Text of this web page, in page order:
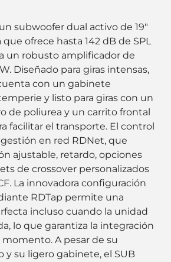
subwoofer dual activo de 19"
ofrece hasta 142 dB de SPL
un robusto amplificador de
Diseñado para giras intensas,
con un gabinete
y listo para giras con un
de poliurea y un carrito frontal
facilitar el transporte. El control
en red RDNet, que
ajustable, retardo, opciones
de crossover personalizados
La innovadora configuración
RDTap permite una
incluso cuando la unidad
lo que garantiza la integración
A pesar de su
y su ligero gabinete, el SUB